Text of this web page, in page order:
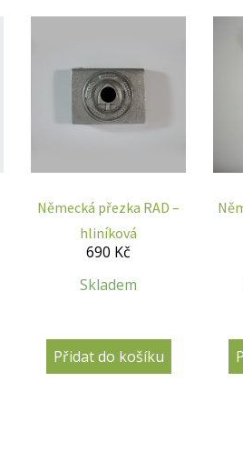
Německá přezka RAD –
hliníková
690 Kč
Skladem
Přidat do košíku